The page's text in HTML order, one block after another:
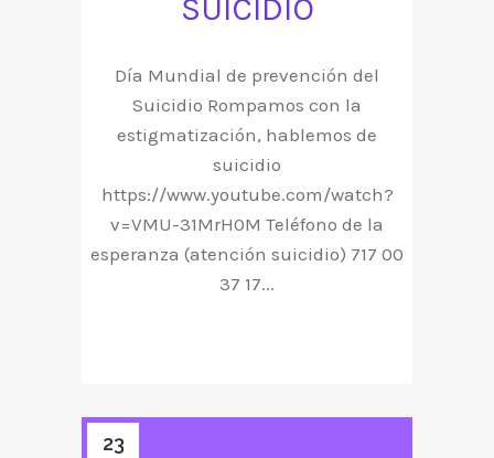
SUICIDIO
Día Mundial de prevención del
Suicidio Rompamos con la
estigmatización, hablemos de
suicidio
https://www.youtube.com/watch?
v=VMU-31MrH0M Teléfono de la
esperanza (atención suicidio) 717 00
37 17...
23